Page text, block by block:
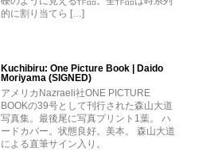
的に割り当てら […]
Kuchibiru: One Picture Book | Daido
Moriyama (SIGNED)
アメリカNazraeli社ONE PICTURE
BOOKの39号として刊行された森山大道
写真集。最後尾に写真プリント1葉。 ハ
ードカバー。状態良好。美本。 森山大道
による直筆サイン入り。